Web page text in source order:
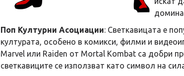
Поп Културни Асоциации: Светкавицата е
културата, особено в комикси, филми и
Marvel или Raiden от Mortal Kombat са добри
светкавиците се използват като символ на